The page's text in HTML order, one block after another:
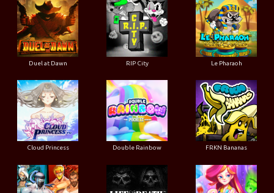
Duel at Dawn RIP City Le Pharaoh
Cloud Princess Double Rainbow FRKN Bananas